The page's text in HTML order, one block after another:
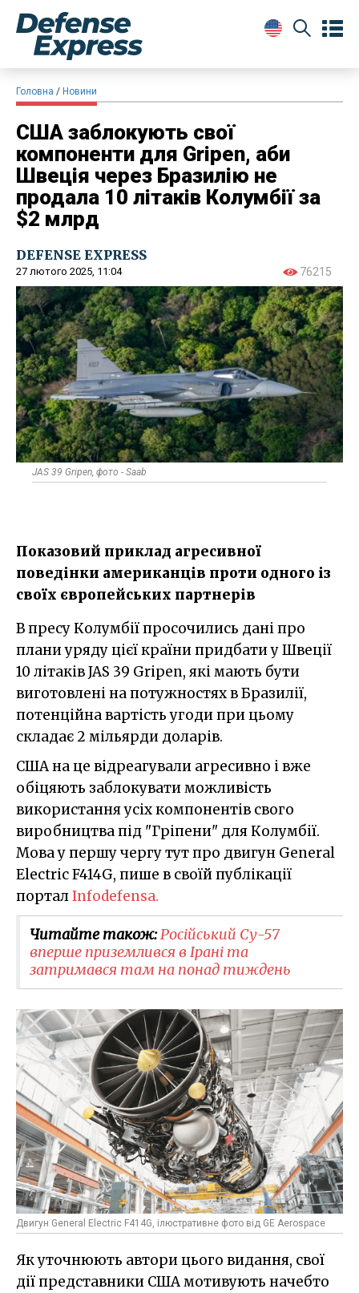
Головна Новини
США заблокують свої
компоненти для Gripen, аби
Швеція через Бразилію не
продала 10 літаків Колумбії за
$2 млрд
DEFENSE EXPRESS
27 лютого 2025, 11:04 76215
JAS 39 Gripen, фото - Saab
Показовий приклад агресивної
поведінки американців проти одного із
своїх європейських партнерів
В пресу Колумбії просочились дані про
плани уряду цієї країни придбати у Швеції
10 літаків JAS 39 Gripen, які мають бути
виготовлені на потужностях в Бразилії,
потенційна вартість угоди при цьому
складає 2 мільярди доларів.
США на це відреагували агресивно і вже
обіцяють заблокувати можливість
використання усіх компонентів свого
виробництва під "Гріпени" для Колумбії.
Мова у першу чергу тут про двигун General
Electric F414G, пише в своїй публікації
порталInfodefensa.
Читайте також:Російський Су-57
вперше приземлився в Ірані та
затримався там на понад тиждень
Двигун General Electric F414G, ілюстративне фото від GE Aerospace
Як уточнюють автори цього видання, свої
дії представники США мотивують начебто